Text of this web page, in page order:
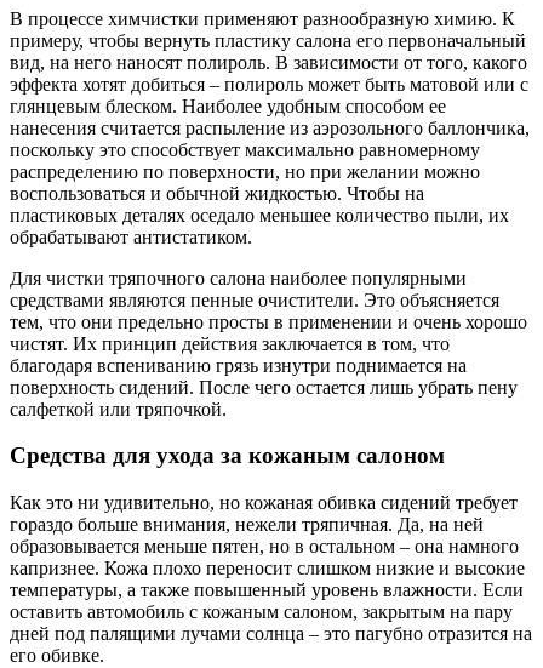
В процессе химчистки применяют разнообразную химию. К
примеру, чтобы вернуть пластику салона его первоначальный
вид, на него наносят полироль. В зависимости от того, какого
эффекта хотят добиться – полироль может быть матовой или с
глянцевым блеском. Наиболее удобным способом ее
нанесения считается распыление из аэрозольного баллончика,
поскольку это способствует максимально равномерному
распределению по поверхности, но при желании можно
воспользоваться и обычной жидкостью. Чтобы на
пластиковых деталях оседало меньшее количество пыли, их
обрабатывают антистатиком.
Для чистки тряпочного салона наиболее популярными
средствами являются пенные очистители. Это объясняется
тем, что они предельно просты в применении и очень хорошо
чистят. Их принцип действия заключается в том, что
благодаря вспениванию грязь изнутри поднимается на
поверхность сидений. После чего остается лишь убрать пену
салфеткой или тряпочкой.
Средства для ухода за кожаным салоном
Как это ни удивительно, но кожаная обивка сидений требует
гораздо больше внимания, нежели тряпичная. Да, на ней
образовывается меньше пятен, но в остальном – она намного
капризнее. Кожа плохо переносит слишком низкие и высокие
температуры, а также повышенный уровень влажности. Если
оставить автомобиль с кожаным салоном, закрытым на пару
дней под палящими лучами солнца – это пагубно отразится на
его обивке.